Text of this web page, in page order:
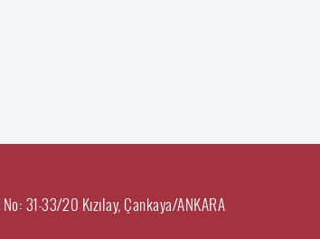
31-33/20 Kızılay, Çankaya/ANKARA